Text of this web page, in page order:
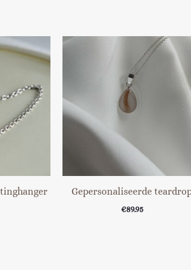
Gepersonaliseerde
€89.95